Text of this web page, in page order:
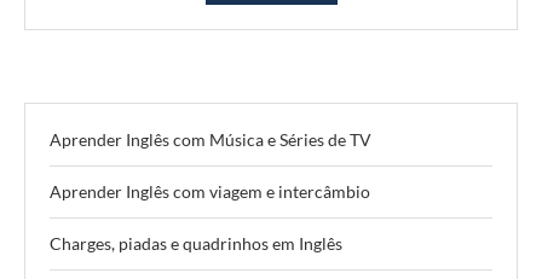
Aprender Inglês com Música e Séries de TV
Aprender Inglês com viagem e intercâmbio
Charges, piadas e quadrinhos em Inglês